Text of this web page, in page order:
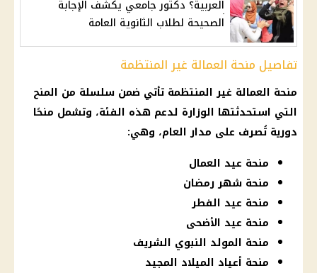
العربية؟ دكتور جامعي يكشف الإجابة
الصحيحة لطلاب الثانوية العامة
تفاصيل منحة العمالة غير المنتظمة
منحة العمالة غير المنتظمة تأتي ضمن سلسلة من المنح
التي استحدثتها الوزارة لدعم هذه الفئة، وتشمل منحًا
دورية تُصرف على مدار العام، وهي:
منحة عيد العمال
منحة شهر رمضان
منحة عيد الفطر
منحة عيد الأضحى
منحة المولد النبوي الشريف
منحة أعياد الميلاد المجيد